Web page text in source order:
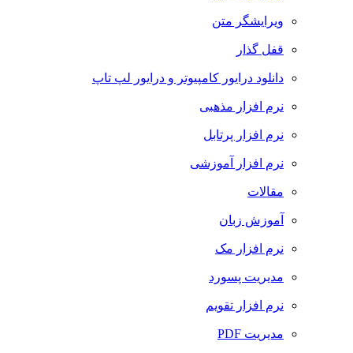
ویرایشگر متن
قفل گذار
دانلود درایور کامپیوتر و درایور لپ تاپ
نرم افزار مذهبی
نرم افزار پرتابل
نرم افزار آموزشی
مقالات
آموزش زبان
نرم افزار مک
مدیریت پسورد
نرم افزار تقویم
مدیریت PDF